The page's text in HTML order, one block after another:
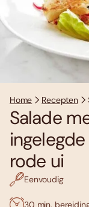
Home Recepten
Salade
rode ui
Eenvoudig
30 min.